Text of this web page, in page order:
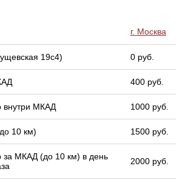
г. Москва
19с4) 0 руб.
400 руб.
МКАД 1000 руб.
10 км) 1500 руб.
МКАД (до 10 км) в день
2000 руб.
лука